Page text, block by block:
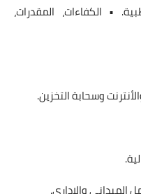
• الكفاءات، المقدرات،
وسحابة التخزين.